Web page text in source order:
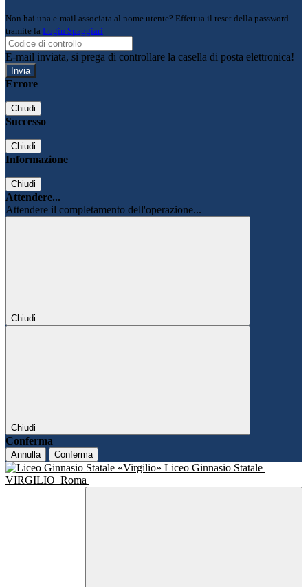
Non hai una e-mail associata al nome utente? Effettua il reset della password
tramite la Login Spaggiari
E-mail inviata, si prega di controllare la casella di posta elettronica!
Errore
Chiudi
Successo
Chiudi
Informazione
Chiudi
Attendere...
Attendere il completamento dell'operazione...
Chiudi
Chiudi
Conferma
Annulla Conferma
Liceo Ginnasio Statale
VIRGILIO Roma